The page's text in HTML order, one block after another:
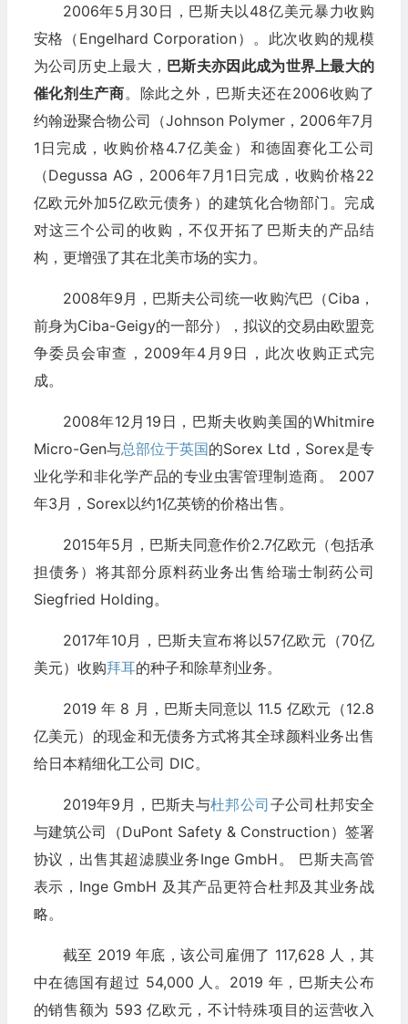
2006年5月30日，巴斯夫以48亿美元暴力收购
安格（Engelhard Corporation）。此次收购的规模
为公司历史上最大， 巴斯夫亦因此成为世界上最大的
催化剂生产商。除此之外，巴斯夫还在2006收购了
约翰逊聚合物公司（Johnson Polymer，2006年7月
1日完成，收购价格4.7亿美金）和德固赛化工公司
（Degussa AG，2006年7月1日完成，收购价格22
亿欧元外加5亿欧元债务）的建筑化合物部门。完成
对这三个公司的收购，不仅开拓了巴斯夫的产品结
构，更增强了其在北美市场的实力。
2008年9月，巴斯夫公司统一收购汽巴（Ciba，
前身为Ciba-Geigy的一部分），拟议的交易由欧盟竞
争委员会审查，2009年4月9日，此次收购正式完
成。
2008年12月19日，巴斯夫收购美国的Whitmire
Micro-Gen与总部位于英国的Sorex Ltd，Sorex是专
业化学和非化学产品的专业虫害管理制造商。 2007
年3月，Sorex以约1亿英镑的价格出售。
2015年5月，巴斯夫同意作价2.7亿欧元（包括承
担债务）将其部分原料药业务出售给瑞士制药公司
Siegfried Holding。
2017年10月，巴斯夫宣布将以57亿欧元（70亿
美元）收购拜耳的种子和除草剂业务。
2019 年 8 月，巴斯夫同意以 11.5 亿欧元（12.8
亿美元）的现金和无债务方式将其全球颜料业务出售
给日本精细化工公司 DIC。
2019年9月，巴斯夫与杜邦公司子公司杜邦安全
与建筑公司（DuPont Safety & Construction）签署
协议，出售其超滤膜业务Inge GmbH。 巴斯夫高管
表示，Inge GmbH 及其产品更符合杜邦及其业务战
略。
截至 2019 年底，该公司雇佣了 117,628 人，其
中在德国有超过 54,000 人。2019 年，巴斯夫公布
的销售额为 593 亿欧元，不计特殊项目的运营收入